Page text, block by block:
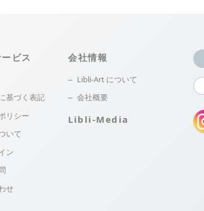
ビス
基づく表記
リシー
いて
ン
せ
会社情報
Libli-Art について
会社概要
Libli-Media